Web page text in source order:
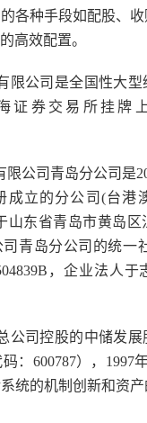
各种手段如配股、
高效配置。
限公司是全国性大
证券交易所挂牌
限公司青岛分公司是
成立的分公司(台港
山东省青岛市黄岛区
青岛分公司的统一
，企业法人
公司控股的中储发
：600787），1997
统的机制创新和资